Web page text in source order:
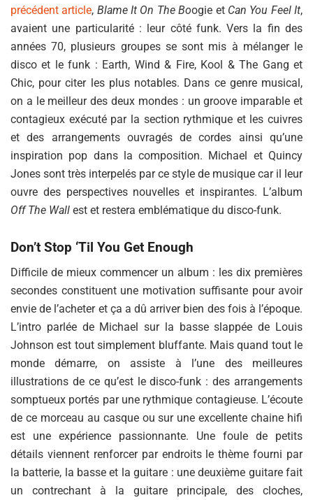
précédent article, Blame It On The Boogie et Can You Feel It,
avaient une particularité : leur côté funk. Vers la fin des
années 70, plusieurs groupes se sont mis à mélanger le
disco et le funk : Earth, Wind & Fire, Kool & The Gang et
Chic, pour citer les plus notables. Dans ce genre musical,
on a le meilleur des deux mondes : un groove imparable et
contagieux exécuté par la section rythmique et les cuivres
et des arrangements ouvragés de cordes ainsi qu’une
inspiration pop dans la composition. Michael et Quincy
Jones sont très interpelés par ce style de musique car il leur
ouvre des perspectives nouvelles et inspirantes. L’album
Off The Wall est et restera emblématique du disco-funk.
Don’t Stop ‘Til You Get Enough
Difficile de mieux commencer un album : les dix premières
secondes constituent une motivation suffisante pour avoir
envie de l’acheter et ça a dû arriver bien des fois à l’époque.
L’intro parlée de Michael sur la basse slappée de Louis
Johnson est tout simplement bluffante. Mais quand tout le
monde démarre, on assiste à l’une des meilleures
illustrations de ce qu’est le disco-funk : des arrangements
somptueux portés par une rythmique contagieuse. L’écoute
de ce morceau au casque ou sur une excellente chaine hifi
est une expérience passionnante. Une foule de petits
détails viennent renforcer par endroits le thème fourni par
la batterie, la basse et la guitare : une deuxième guitare fait
un contrechant à la guitare principale, des cloches,